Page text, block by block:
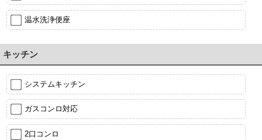
温水洗浄便座
キッチン
システムキッチン
ガスコンロ対応
2口コンロ